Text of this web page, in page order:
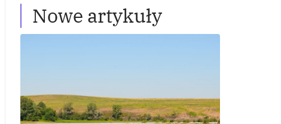
Nowe artykuły